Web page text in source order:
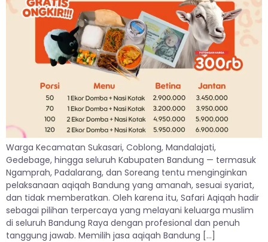
Warga Kecamatan Sukasari, Coblong, Mandalajati,
Gedebage, hingga seluruh Kabupaten Bandung — termasuk
Ngamprah, Padalarang, dan Soreang tentu menginginkan
pelaksanaan aqiqah Bandung yang amanah, sesuai syariat,
dan tidak memberatkan. Oleh karena itu, Safari Aqiqah hadir
sebagai pilihan terpercaya yang melayani keluarga muslim
di seluruh Bandung Raya dengan profesional dan penuh
tanggung jawab. Memilih jasa aqiqah Bandung […]